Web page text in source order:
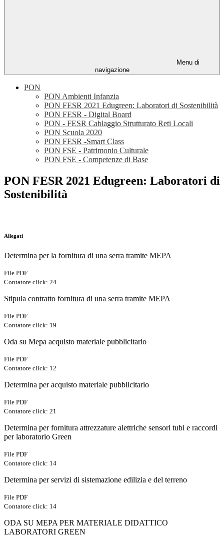
Menu di
navigazione
PON
PON Ambienti Infanzia
PON FESR 2021 Edugreen: Laboratori di Sostenibilità
PON FESR - Digital Board
PON - FESR Cablaggio Strutturato Reti Locali
PON Scuola 2020
PON FESR -Smart Class
PON FSE - Patrimonio Culturale
PON FSE - Competenze di Base
PON FESR 2021 Edugreen: Laboratori di
Sostenibilità
Allegati
Determina per la fornitura di una serra tramite MEPA
File PDF
Contatore click: 24
Stipula contratto fornitura di una serra tramite MEPA
File PDF
Contatore click: 19
Oda su Mepa acquisto materiale pubblicitario
File PDF
Contatore click: 12
Determina per acquisto materiale pubblicitario
File PDF
Contatore click: 21
Determina per fornitura attrezzature alettriche sensori tubi e raccordi
per laboratorio Green
File PDF
Contatore click: 14
Determina per servizi di sistemazione edilizia e del terreno
File PDF
Contatore click: 14
ODA SU MEPA PER MATERIALE DIDATTICO
LABORATORI GREEN